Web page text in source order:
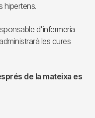
hipertens.
d'infermeria
les cures
de la mateixa es